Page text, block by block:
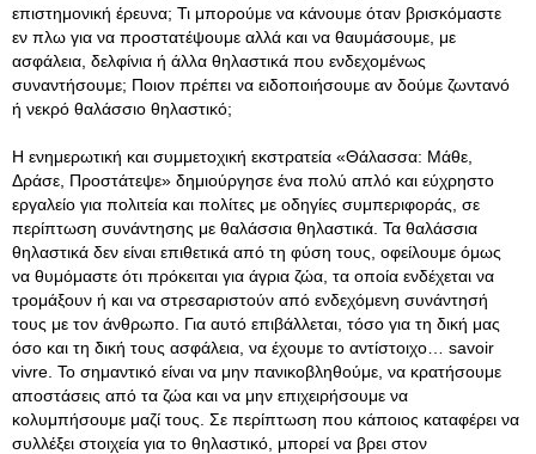
επιστημονική έρευνα; Τι μπορούμε να κάνουμε όταν βρισκόμαστε
εν πλω για να προστατέψουμε αλλά και να θαυμάσουμε, με
ασφάλεια, δελφίνια ή άλλα θηλαστικά που ενδεχομένως
συναντήσουμε; Ποιον πρέπει να ειδοποιήσουμε αν δούμε ζωντανό
ή νεκρό θαλάσσιο θηλαστικό;
Η ενημερωτική και συμμετοχική εκστρατεία «Θάλασσα: Μάθε,
Δράσε, Προστάτεψε» δημιούργησε ένα πολύ απλό και εύχρηστο
εργαλείο για πολιτεία και πολίτες με οδηγίες συμπεριφοράς, σε
περίπτωση συνάντησης με θαλάσσια θηλαστικά. Τα θαλάσσια
θηλαστικά δεν είναι επιθετικά από τη φύση τους, οφείλουμε όμως
να θυμόμαστε ότι πρόκειται για άγρια ζώα, τα οποία ενδέχεται να
τρομάξουν ή και να στρεσαριστούν από ενδεχόμενη συνάντησή
τους με τον άνθρωπο . Για αυτό επιβάλλεται, τόσο για τη δική μας
όσο και τη δική τους ασφάλεια, να έχουμε το αντίστοιχο… savoir
vivre. Το σημαντικό είναι να μην πανικοβληθούμε, να κρατήσουμε
αποστάσεις από τα ζώα και να μην επιχειρήσουμε να
κολυμπήσουμε μαζί τους. Σε περίπτωση που κάποιος καταφέρει να
συλλέξει στοιχεία για το θηλαστικό, μπορεί να βρει στον